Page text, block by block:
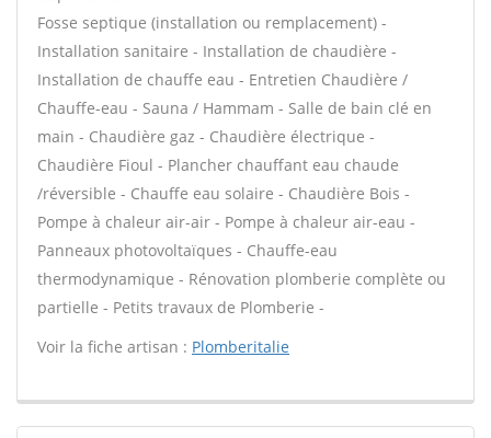
Fosse septique (installation ou remplacement) -
Installation sanitaire - Installation de chaudière -
Installation de chauffe eau - Entretien Chaudière /
Chauffe-eau - Sauna / Hammam - Salle de bain clé en
main - Chaudière gaz - Chaudière électrique -
Chaudière Fioul - Plancher chauffant eau chaude
/réversible - Chauffe eau solaire - Chaudière Bois -
Pompe à chaleur air-air - Pompe à chaleur air-eau -
Panneaux photovoltaïques - Chauffe-eau
thermodynamique - Rénovation plomberie complète ou
partielle - Petits travaux de Plomberie -
Voir la fiche artisan : Plomberitalie